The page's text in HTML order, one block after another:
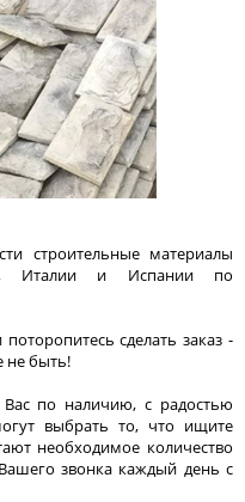
строительные материалы
Италии и Испании по
сделать заказ -
не быть!
по наличию, с радостью
выбрать то, что ищите
необходимое количество
звонка каждый день с